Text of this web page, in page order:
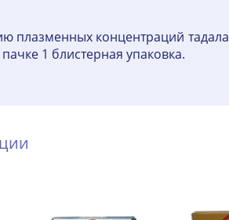
плазменных концентраций
1 блистерная упаковка.